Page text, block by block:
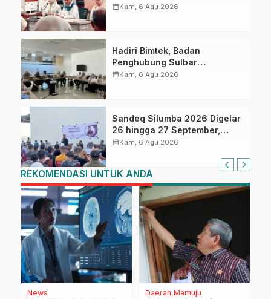
Sulbar Siap Terapkan Aplikasi
calendar_monthKam, 6 Agu 2026
Hadiri Bimtek, Badan
Penghubung Sulbar
Tingkatkan Kompetensi ASN
calendar_monthKam, 6 Agu 2026
Sandeq Silumba 2026 Digelar
26 hingga 27 September,
Rangkaian HUT Sulbar
calendar_monthKam, 6 Agu 2026
REKOMENDASI UNTUK ANDA
News Daerah Mamuju